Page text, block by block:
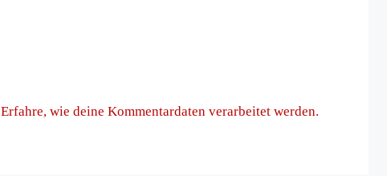
Erfahre, wie deine Kommentardaten verarbeitet werden.